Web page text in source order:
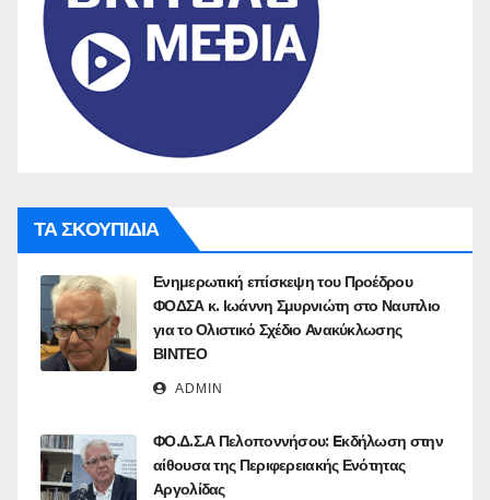
ΤΑ ΣΚΟΥΠΙΔΙΑ
Ενημερωτική επίσκεψη του Προέδρου
ΦΟΔΣΑ κ. Ιωάννη Σμυρνιώτη στο Ναυπλιο
για το Ολιστικό Σχέδιο Ανακύκλωσης
ΒΙΝΤΕΟ
ADMIN
ΦΟ.Δ.Σ.Α Πελοποννήσου: Eκδήλωση στην
αίθουσα της Περιφερειακής Ενότητας
Αργολίδας